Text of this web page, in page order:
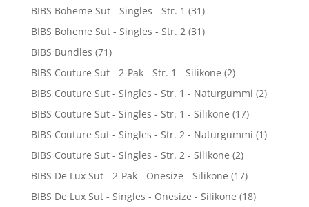
BIBS Boheme Sut - Singles - Str. 1 (31)
BIBS Boheme Sut - Singles - Str. 2 (31)
BIBS Bundles (71)
BIBS Couture Sut - 2-Pak - Str. 1 - Silikone (2)
BIBS Couture Sut - Singles - Str. 1 - Naturgummi (2)
BIBS Couture Sut - Singles - Str. 1 - Silikone (17)
BIBS Couture Sut - Singles - Str. 2 - Naturgummi (1)
BIBS Couture Sut - Singles - Str. 2 - Silikone (2)
BIBS De Lux Sut - 2-Pak - Onesize - Silikone (17)
BIBS De Lux Sut - Singles - Onesize - Silikone (18)